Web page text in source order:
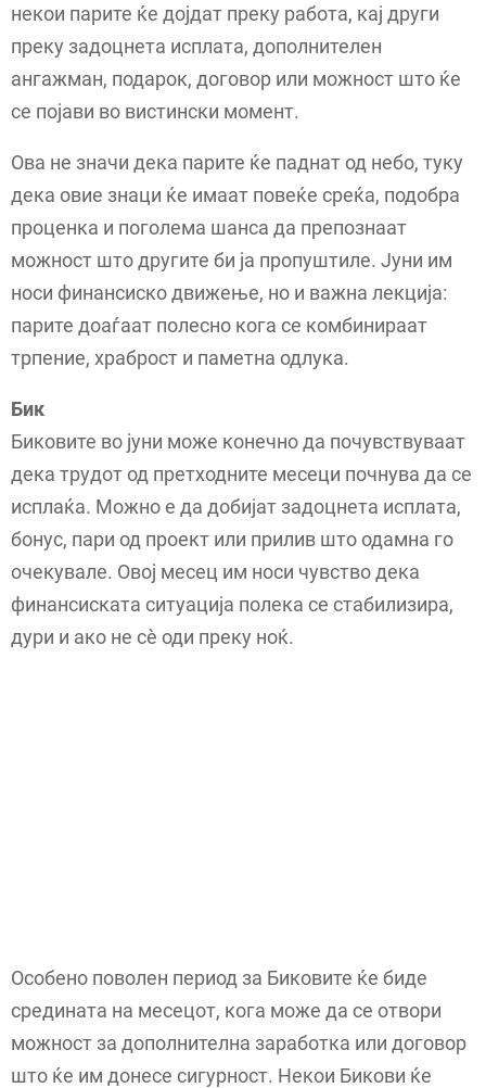
некои парите ќе дојдат преку работа, кај други
преку задоцнета исплата, дополнителен
ангажман, подарок, договор или можност што ќе
се појави во вистински момент.
Ова не значи дека парите ќе паднат од небо, туку
дека овие знаци ќе имаат повеќе среќа, подобра
проценка и поголема шанса да препознаат
можност што другите би ја пропуштиле. Јуни им
носи финансиско движење, но и важна лекција:
парите доаѓаат полесно кога се комбинираат
трпение, храброст и паметна одлука.
Бик
Биковите во јуни може конечно да почувствуваат
дека трудот од претходните месеци почнува да се
исплаќа. Можно е да добијат задоцнета исплата,
бонус, пари од проект или прилив што одамна го
очекувале. Овој месец им носи чувство дека
финансиската ситуација полека се стабилизира,
дури и ако не сè оди преку ноќ.
Особено поволен период за Биковите ќе биде
средината на месецот, кога може да се отвори
можност за дополнителна заработка или договор
што ќе им донесе сигурност. Некои Бикови ќе